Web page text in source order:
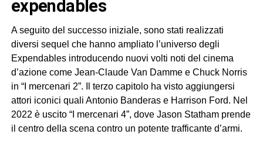
expendables
A seguito del successo iniziale, sono stati realizzati
diversi sequel che hanno ampliato l’universo degli
Expendables introducendo nuovi volti noti del cinema
d’azione come Jean-Claude Van Damme e Chuck Norris
in “I mercenari 2”. Il terzo capitolo ha visto aggiungersi
attori iconici quali Antonio Banderas e Harrison Ford. Nel
2022 è uscito “I mercenari 4”, dove Jason Statham prende
il centro della scena contro un potente trafficante d’armi.